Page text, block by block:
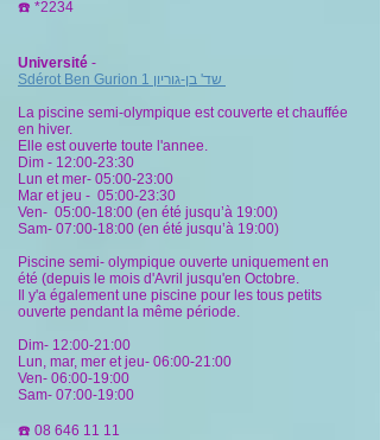
☎️ *2234
Université -
Sdérot Ben Gurion 1
La piscine semi-olympique est couverte et chauffée
en hiver.
Elle est ouverte toute l'annee.
Dim - 12:00-23:30
Lun et mer- 05:00-23:00
Mar et jeu - 05:00-23:30
Ven- 05:00-18:00 (en été jusqu’à 19:00)
Sam- 07:00-18:00 (en été jusqu’à 19:00)
Piscine semi- olympique ouverte uniquement en
été (depuis le mois d'Avril jusqu'en Octobre.
Il y'a également une piscine pour les tous petits
ouverte pendant la même période.
Dim- 12:00-21:00
Lun, mar, mer et jeu- 06:00-21:00
Ven- 06:00-19:00
Sam- 07:00-19:00
☎️ 08 646 11 11